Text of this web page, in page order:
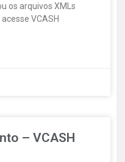
os arquivos XMLs
VCASH
– VCASH